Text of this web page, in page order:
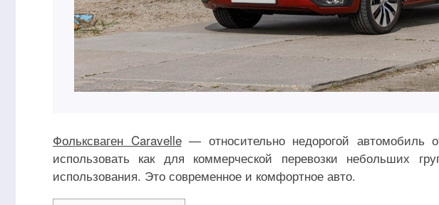
Фольксваген Caravelle— относительно недорогой автомобиль
использовать как для коммерческой перевозки небольших
использования. Это современное и комфортное авто.